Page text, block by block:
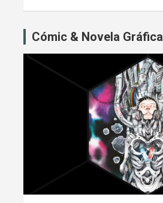
Cómic & Novela Gráfica